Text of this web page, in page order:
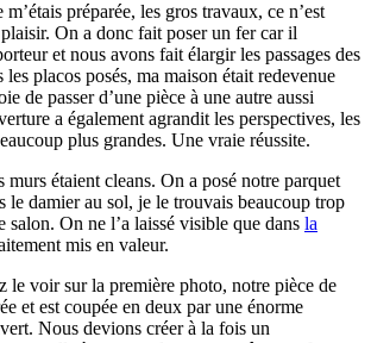
préparée, les gros travaux, ce n’est
On a donc fait poser un fer car il
et nous avons fait élargir les passages des
placos posés, ma maison était redevenue
de passer d’une pièce à une autre aussi
a également agrandit les perspectives, les
plus grandes. Une vraie réussite.
murs étaient cleans. On a posé notre parquet
le damier au sol, je le trouvais beaucoup trop
salon. On ne l’a laissé visible que dans la
mis en valeur.
le voir sur la première photo, notre pièce de
et est coupée en deux par une énorme
Nous devions créer à la fois un